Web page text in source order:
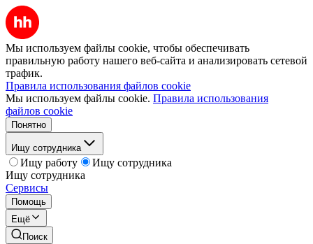
Мы используем файлы cookie, чтобы обеспечивать
правильную работу нашего веб-сайта и анализировать сетевой
трафик.
Правила использования файлов cookie
Мы используем файлы cookie. Правила использования
файлов cookie
Понятно
Ищу сотрудника
Ищу работу
Ищу сотрудника
Ищу сотрудника
Сервисы
Помощь
Ещё
Поиск